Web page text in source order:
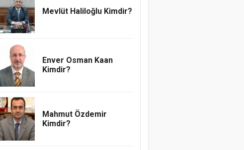
Abdullatif Acar
Muhammedül Emin
Mevlüt Haliloğlu Kimdir?
Enver Osman Kaan
Kimdir?
Mahmut Özdemir
Kimdir?